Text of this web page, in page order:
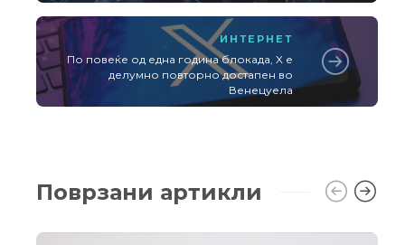
ИНТЕРНЕТ
По повеќе од една година блокада, X е
делумно повторно достапен во
Венецуела
Поврзани артикли